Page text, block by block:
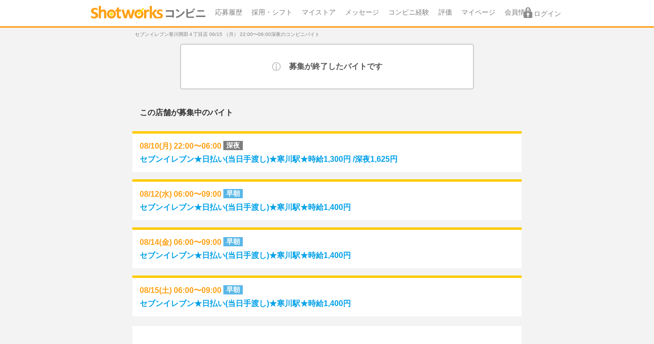
応募履歴 採用・シフト マイストア メッセージ コンビニ経験 評価 マイページ 会員情報 ログイン
セブンイレブン寒川岡田４丁目店 06/15 （月） 22:00〜06:00深夜のコンビニバイト
募集が終了したバイトです
この店舗が募集中のバイト
08/10(月) 22:00〜06:00 深夜
セブンイレブン★日払い(当日手渡し)★寒川駅★時給1,300円 /深夜1,625円
08/12(水) 06:00〜09:00 早朝
セブンイレブン★日払い(当日手渡し)★寒川駅★時給1,400円
08/14(金) 06:00〜09:00 早朝
セブンイレブン★日払い(当日手渡し)★寒川駅★時給1,400円
08/15(土) 06:00〜09:00 早朝
セブンイレブン★日払い(当日手渡し)★寒川駅★時給1,400円